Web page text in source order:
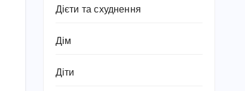
Дієти та схуднення
Дім
Діти